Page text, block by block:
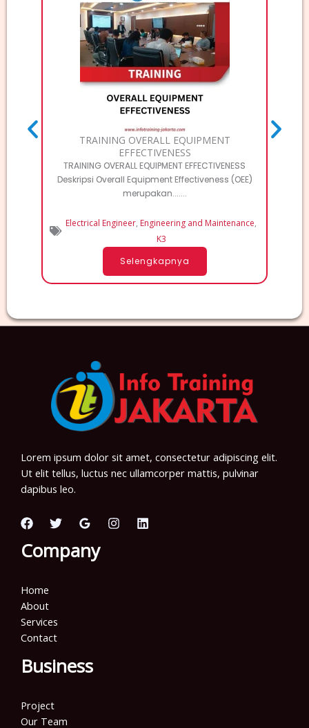
TRAINING OVERALL EQUIPMENT
EFFECTIVENESS
TRAINING OVERALL EQUIPMENT EFFECTIVENESS
Deskripsi Overall Equipment Effectiveness (OEE)
merupakan.......
Electrical Engineer, Engineering and Maintenance,
K3
Selengkapnya
Lorem ipsum dolor sit amet, consectetur adipiscing elit.
Ut elit tellus, luctus nec ullamcorper mattis, pulvinar
dapibus leo.
Company
Home
About
Services
Contact
Business
Project
Our Team